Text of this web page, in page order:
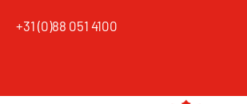
+31 (0)88 051 4100